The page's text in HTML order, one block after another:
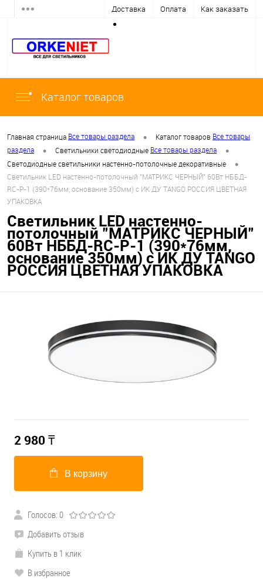
Доставка Оплата Как заказать
Каталог товаров
Главная страница Все товары раздела • Каталог товаров Все товары
раздела
• Светильники светодиодные Все товары раздела •
Светодиодные светильники настенно-потолочные декоративные •
Светильник LED настенно-потолочный "МАТРИКС ЧЕРНЫЙ" 60Вт НББД-
RC-Р-1 (390*76мм, основание 350мм) с ИК ДУ TANGO РОССИЯ ЦВЕТНАЯ
УПАКОВКА
Светильник LED настенно-
потолочный "МАТРИКС ЧЕРНЫЙ"
60Вт НББД-RC-Р-1 (390*76мм,
основание 350мм) с ИК ДУ TANGO
РОССИЯ ЦВЕТНАЯ УПАКОВКА
2 980 ₸
В корзину
Голосов: 0
Добавить отзыв
Купить в 1 клик
В избранное